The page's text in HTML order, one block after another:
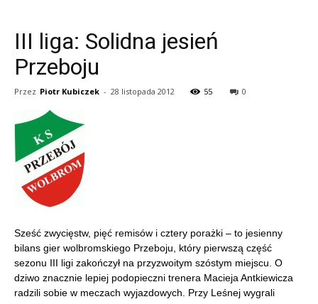
III liga: Solidna jesień
Przeboju
Przez Piotr Kubiczek - 28 listopada 2012 55 0
Sześć zwycięstw, pięć remisów i cztery porażki – to jesienny
bilans gier wolbromskiego Przeboju, który pierwszą część
sezonu III ligi zakończył na przyzwoitym szóstym miejscu. O
dziwo znacznie lepiej podopieczni trenera Macieja Antkiewicza
radzili sobie w meczach wyjazdowych. Przy Leśnej wygrali